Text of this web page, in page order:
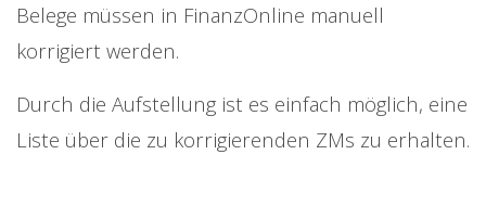
Belege müssen in FinanzOnline manuell
korrigiert werden.
Durch die Aufstellung ist es einfach möglich, eine
Liste über die zu korrigierenden ZMs zu erhalten.